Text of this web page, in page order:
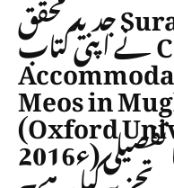
جدید محقق Surajbhan Bhardwaj
نے اپنی کتاب Contestation and
Meos in
(Oxford
2016ء) میں اس پیچیدہ تعلق کا تفصیلی